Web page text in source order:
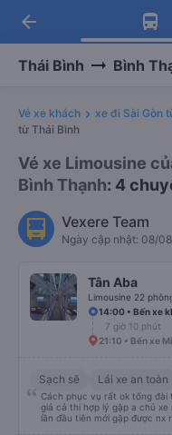
Tải app
Nhận ưu
Tải app
-30k/ghế
arrow_back
Thái Bình Bình
Vé xe khách xe đi Sài Gòn
từ Thái Bình
Vé xe Limousine
Bình Thạnh: 4
Vexere Team
Ngày cập nhật: 08/
Tân Aba
Limousine 22
14:00 • Bến xe
7 giờ 10 phút
21:10 • Bến xe
Sạch sẽ Lái xe an toàn
Cách phục vụ rất ok tổng đài
giá cả thi hợp lý gặp a chủ
lần đầu tiên mới gặp được nx